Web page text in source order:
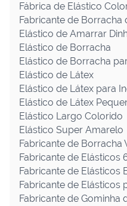
Fábrica de Elástico
Fabricante de Borracha
Elástico de Amarrar
Elástico de Borracha
Elástico de Borracha
Elástico de Látex
Elástico de Látex para
Elástico de Látex
Elástico Largo Colorido
Elástico Super Amarelo
Fabricante de Borracha
Fabricante de Elásticos
Fabricante de Elásticos
Fabricante de Elásticos
Fabricante de Gominha